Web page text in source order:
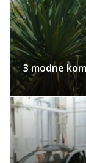
3 modne